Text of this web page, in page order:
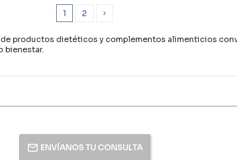
1 2
productos dietéticos y complementos alimenticios
bienestar.
ENVÍANOS TU CONSULTA